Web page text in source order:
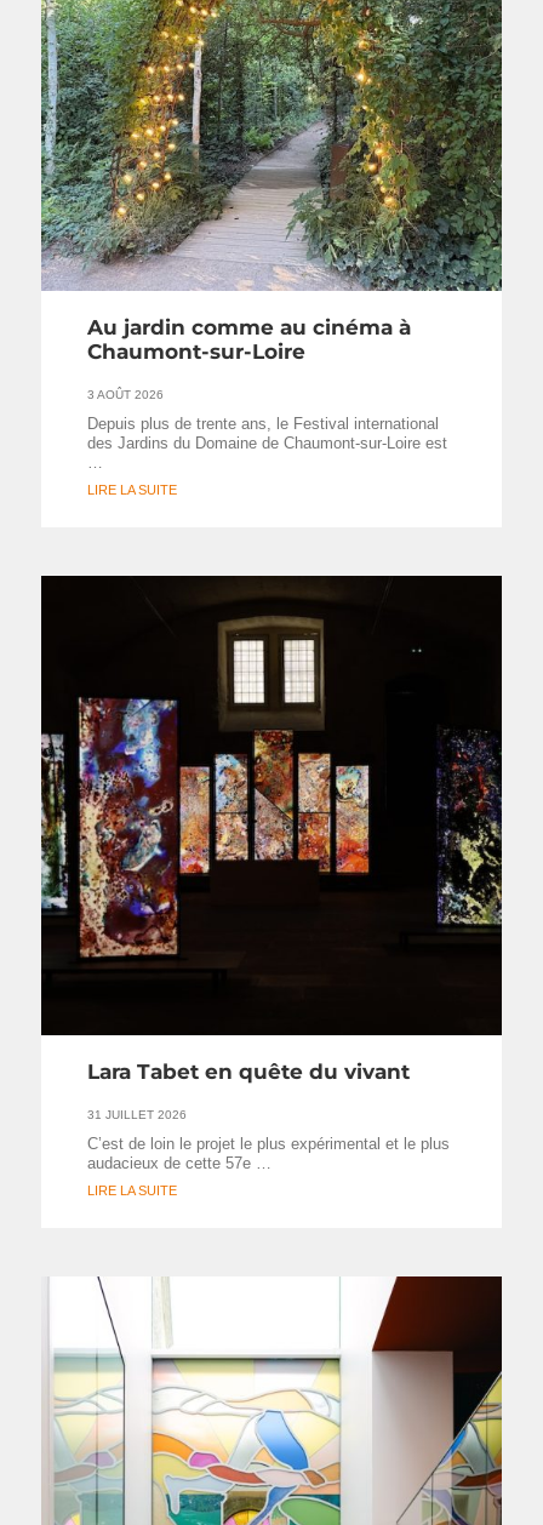
Au jardin comme au cinéma à
Chaumont-sur-Loire
3 AOÛT 2026
Depuis plus de trente ans, le Festival international
des Jardins du Domaine de Chaumont-sur-Loire est
…
LIRE LA SUITE
Lara Tabet en quête du vivant
31 JUILLET 2026
C’est de loin le projet le plus expérimental et le plus
audacieux de cette 57e …
LIRE LA SUITE